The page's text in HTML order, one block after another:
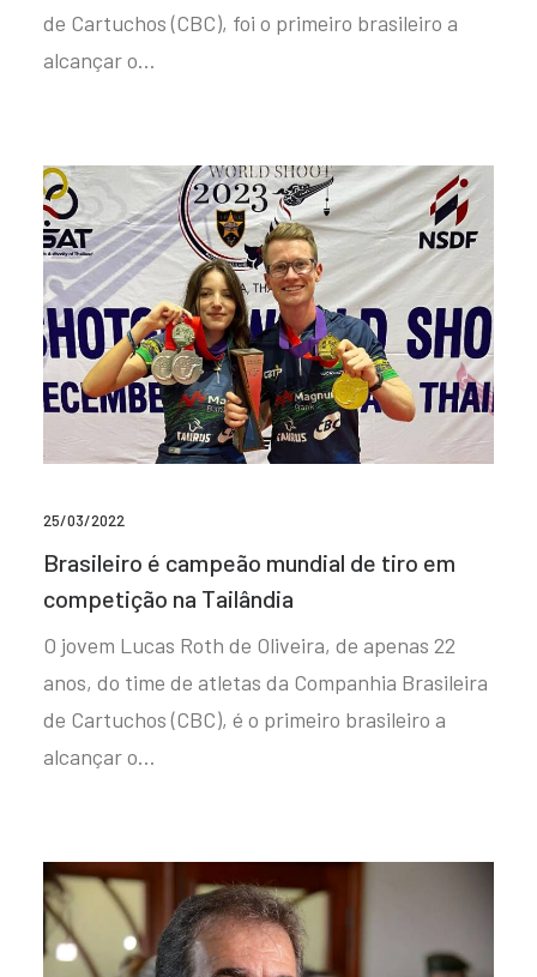
de Cartuchos (CBC), foi o primeiro brasileiro a
alcançar o…
25/03/2022
Brasileiro é campeão mundial de tiro em
competição na Tailândia
O jovem Lucas Roth de Oliveira, de apenas 22
anos, do time de atletas da Companhia Brasileira
de Cartuchos (CBC), é o primeiro brasileiro a
alcançar o…